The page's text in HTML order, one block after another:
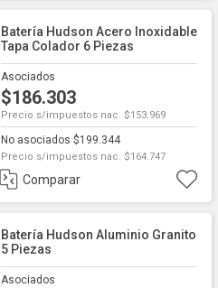
Batería Hudson Acero Inoxidable
Tapa Colador 6 Piezas
Asociados
$186.303
Precio s/impuestos nac. $153.969
No asociados $199.344
Precio s/impuestos nac. $164.747
Comparar
Batería Hudson Aluminio Granito
5 Piezas
Asociados